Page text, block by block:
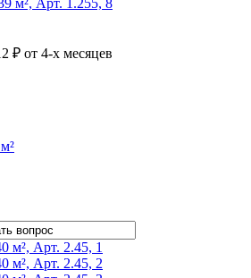
₽ от 4-х месяцев